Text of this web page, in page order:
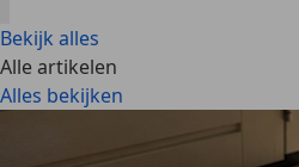
Bekijk alles
Alle artikelen
Alles bekijken